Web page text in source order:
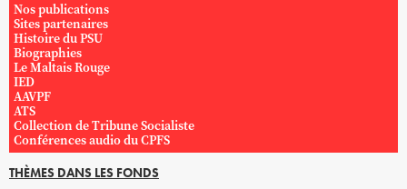
Nos publications
Sites partenaires
Histoire du PSU
Biographies
Le Maltais Rouge
IED
AAVPF
ATS
Collection de Tribune Socialiste
Conférences audio du CPFS
THÈMES DANS LES FONDS